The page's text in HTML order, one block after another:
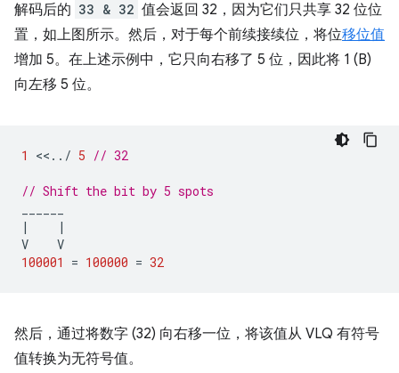
解码后的 33 & 32 值会返回 32，因为它们只共享 32 位位
置，如上图所示。然后，对于每个前续接续位，将位移位值
增加 5。在上述示例中，它只向右移了 5 位，因此将 1 (B)
向左移 5 位。
1 << .. / 5 // 32
// Shift the bit by 5 spots
|
|
V
V
100001
= 100000 = 32
然后，通过将数字 (32) 向右移一位，将该值从 VLQ 有符号
值转换为无符号值。